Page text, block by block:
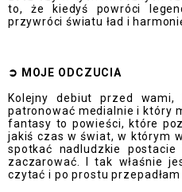
to, że kiedyś powróci
przywróci światu ład i
➲ MOJE ODCZUCIA
Kolejny debiut przed
patronować medialnie i który
fantasy to powieści, które
jakiś czas w świat, w którym
spotkać nadludzkie
zaczarować. I tak właśnie
czytać i po prostu przepadłam